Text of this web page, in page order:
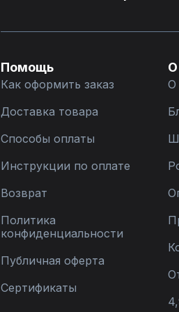
Помощь
Как оформить заказ
Доставка товара
Способы оплаты
Инструкции по оплате
Возврат
Политика
конфиденциальности
Публичная оферта
Сертификаты
О
О